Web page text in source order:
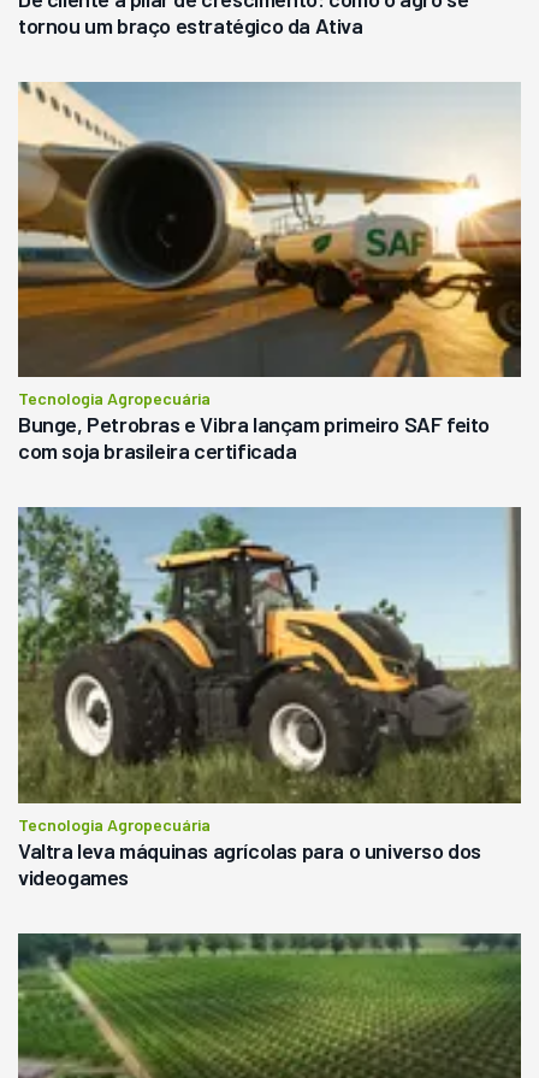
tornou um braço estratégico da Ativa
Tecnologia Agropecuária
Bunge, Petrobras e Vibra lançam primeiro SAF feito
com soja brasileira certificada
Tecnologia Agropecuária
Valtra leva máquinas agrícolas para o universo dos
videogames